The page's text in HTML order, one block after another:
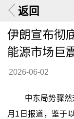
返回
伊朗宣布彻
能源市场巨
2026-06-02
中东局势骤
月1日报道，鉴于